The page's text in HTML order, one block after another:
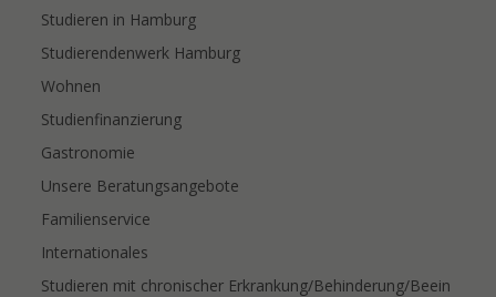
Studieren in Hamburg
Studierendenwerk Hamburg
Wohnen
Studienfinanzierung
Gastronomie
Unsere Beratungsangebote
Familienservice
Internationales
Studieren mit chronischer Erkrankung/Behinderung/Beein